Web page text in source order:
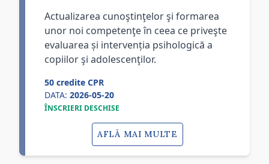
Actualizarea cunoştinţelor şi formarea
unor noi competenţe în ceea ce priveşte
evaluarea și intervenția psihologică a
copiilor şi adolescenţilor.
50 credite CPR
DATA: 2026-05-20
ÎNSCRIERI DESCHISE
AFLĂ MAI MULTE